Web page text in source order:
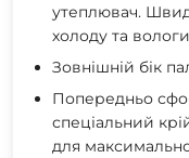
утеплювач.
холоду та вологи
Зовнішній бік
Попередньо
спеціальний
для